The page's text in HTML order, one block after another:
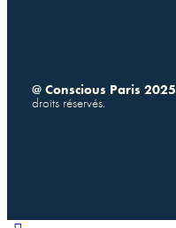
@ Conscious Paris 2025
droits réservés.